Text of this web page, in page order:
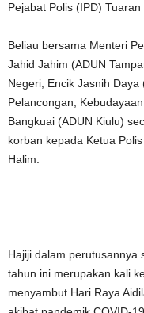
Pejabat Polis (IPD)
Beliau bersama Menteri
Jahid Jahim (ADUN
Negeri, Encik Jasnih
Pelancongan,
Bangkuai (ADUN Kiulu)
korban kepada Ketua
Halim.
Hajiji dalam perutusannya
tahun ini merupakan kali
menyambut Hari Raya